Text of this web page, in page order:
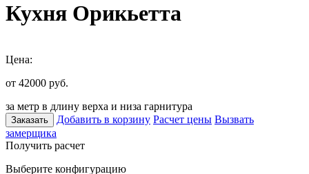
Кухня Орикьетта
Цена:
от 42000 руб.
за метр в длину верха и низа гарнитура
Заказать Добавить в корзину Расчет цены Вызвать
замерщика
Получить расчет
Выберите конфигурацию